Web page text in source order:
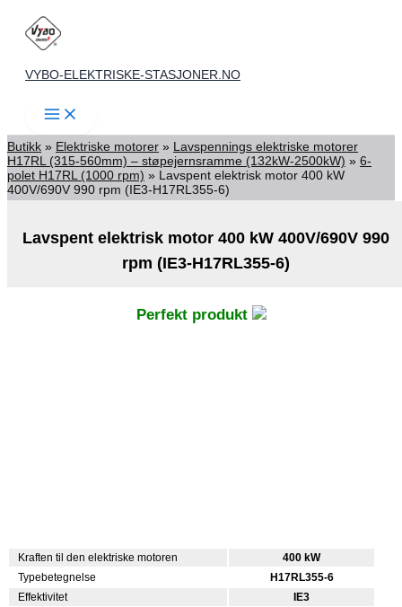
Skip
content
VYBO-ELEKTRISKE-STASJONER.NO
Butikk » Elektriske motorer » Lavspennings elektriske motorer
H17RL (315-560mm) – støpejernsramme (132kW-2500kW) » 6-
polet H17RL (1000 rpm) » Lavspent elektrisk motor 400 kW
400V/690V 990 rpm (IE3-H17RL355-6)
Lavspent elektrisk motor 400 kW 400V/690V 990
rpm (IE3-H17RL355-6)
Perfekt produkt
Kraften til den elektriske motoren
400 kW
Typebetegnelse
H17RL355-6
Effektivitet
IE3